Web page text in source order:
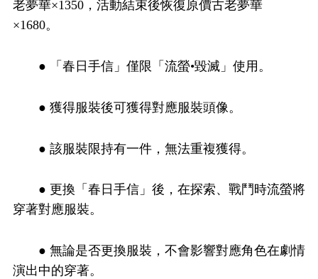
老夢華×1350，活動結束後恢復原價古老夢華
×1680。
● 「春日手信」僅限「流螢•毀滅」使用。
● 獲得服裝後可獲得對應服裝頭像。
● 該服裝限持有一件，無法重複獲得。
● 更換「春日手信」後，在探索、戰鬥時流螢將
穿著對應服裝。
● 無論是否更換服裝，不會影響對應角色在劇情
演出中的穿著。